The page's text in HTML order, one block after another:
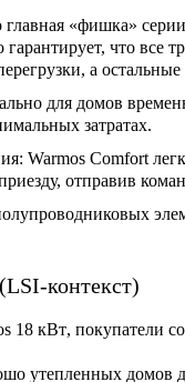
главная «фишка»
гарантирует, что
а
для домов
затратах.
Warmos Comfort
отправив
контекст)
18 кВт, покупатели
утепленных домов